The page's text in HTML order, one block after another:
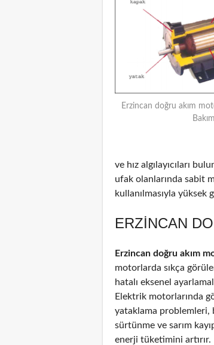
Erzincan doğru akım
ve hız algılayıcıları
ufak olanlarında sabit
kullanılmasıyla yüksek
ERZINCAN
Erzincan doğru akım
motorlarda sıkça
hatalı eksenel
Elektrik motorlarında
yataklama problemleri,
sürtünme ve sarım
enerji tüketimini artırır.